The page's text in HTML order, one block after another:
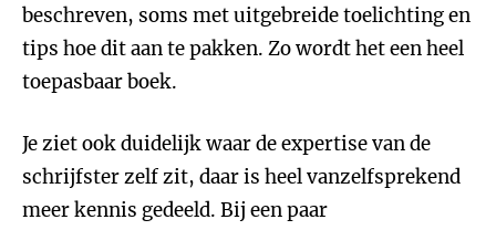
beschreven, soms met uitgebreide toelichting en
tips hoe dit aan te pakken. Zo wordt het een heel
toepasbaar boek.
Je ziet ook duidelijk waar de expertise van de
schrijfster zelf zit, daar is heel vanzelfsprekend
meer kennis gedeeld. Bij een paar